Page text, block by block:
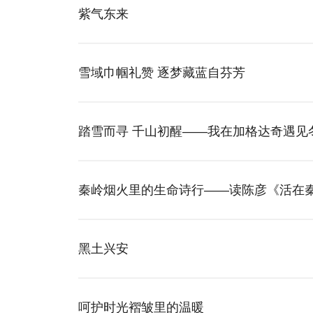
紫气东来
雪域巾帼礼赞 逐梦藏蓝自芬芳
踏雪而寻 千山初醒——我在加格达奇遇见
秦岭烟火里的生命诗行——读陈彦《活在秦
黑土兴安
呵护时光褶皱里的温暖